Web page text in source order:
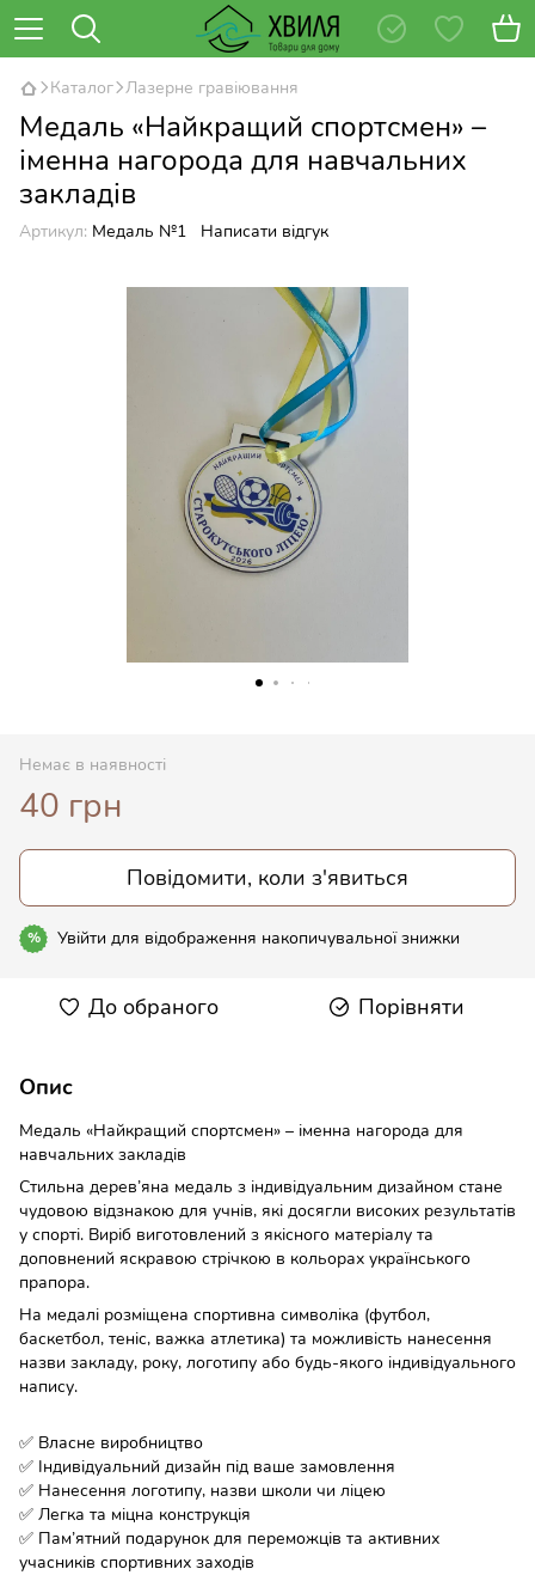
Каталог Лазерне гравіювання
Медаль «Найкращий спортсмен» –
іменна нагорода для навчальних
закладів
Артикул: Медаль №1 Написати відгук
Немає в наявності
40 грн
Повідомити, коли з'явиться
% Увійти для відображення накопичувальної знижки
До обраного Порівняти
Опис
Медаль «Найкращий спортсмен» – іменна нагорода для
навчальних закладів
Стильна дерев’яна медаль з індивідуальним дизайном стане
чудовою відзнакою для учнів, які досягли високих результатів
у спорті. Виріб виготовлений з якісного матеріалу та
доповнений яскравою стрічкою в кольорах українського
прапора.
На медалі розміщена спортивна символіка (футбол,
баскетбол, теніс, важка атлетика) та можливість нанесення
назви закладу, року, логотипу або будь-якого індивідуального
напису.
✅ Власне виробництво
✅ Індивідуальний дизайн під ваше замовлення
✅ Нанесення логотипу, назви школи чи ліцею
✅ Легка та міцна конструкція
✅ Пам’ятний подарунок для переможців та активних
учасників спортивних заходів